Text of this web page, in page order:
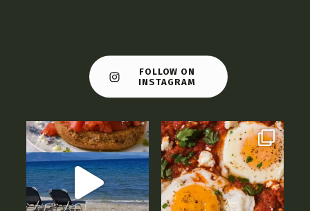
FOLLOW ON
INSTAGRAM